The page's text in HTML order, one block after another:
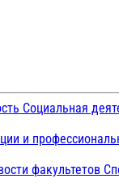
Социальная
и
факультетов